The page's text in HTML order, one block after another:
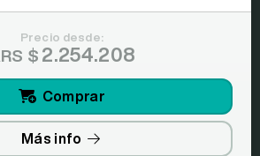
Precio desde:
$ 2.254.208
Comprar
Más info